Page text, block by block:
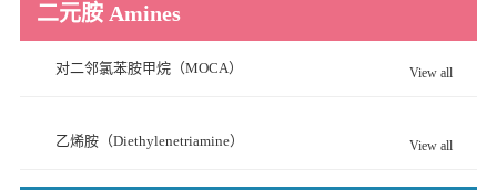
二元胺 Amines
对二邻氯苯胺甲烷（MOCA） View all
乙烯胺（Diethylenetriamine） View all